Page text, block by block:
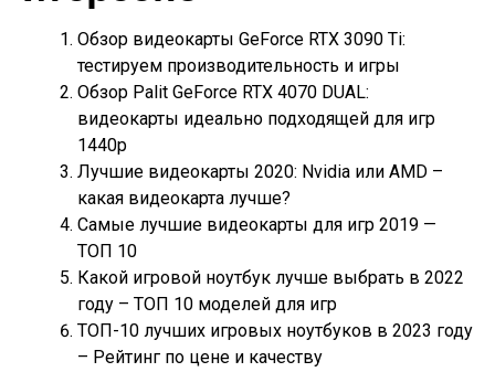
Обзор видеокарты GeForce RTX 3090 Ti:
тестируем производительность и игры
Обзор Palit GeForce RTX 4070 DUAL:
видеокарты идеально подходящей для игр
1440p
Лучшие видеокарты 2020: Nvidia или AMD –
какая видеокарта лучше?
Самые лучшие видеокарты для игр 2019 —
ТОП 10
Какой игровой ноутбук лучше выбрать в 2022
году – ТОП 10 моделей для игр
ТОП-10 лучших игровых ноутбуков в 2023 году
– Рейтинг по цене и качеству